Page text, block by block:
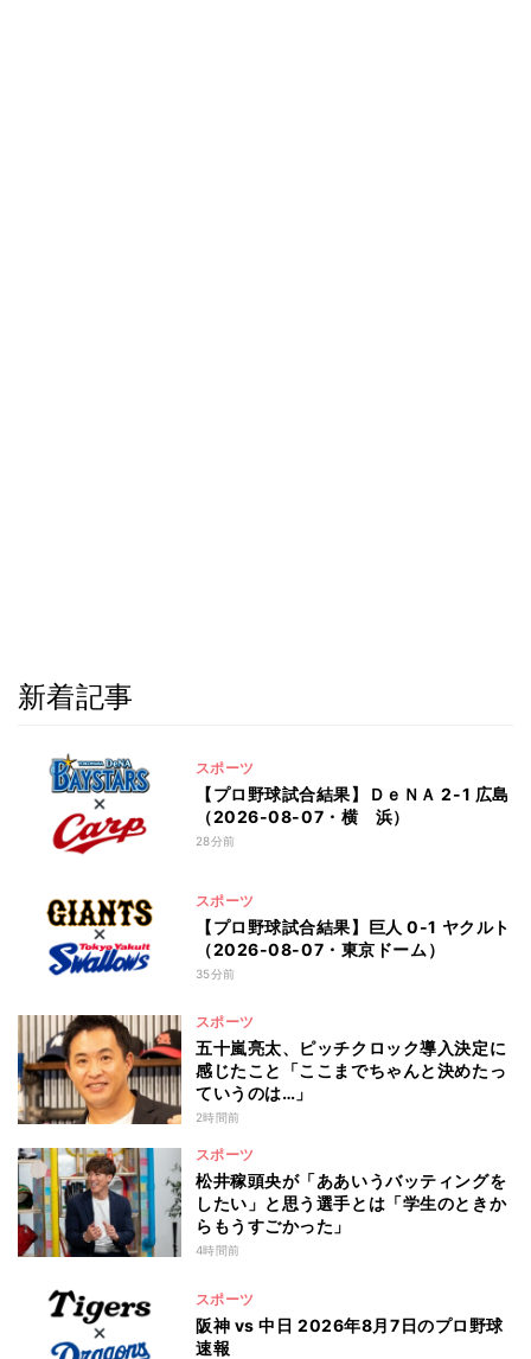
新着記事
スポーツ
【プロ野球試合結果】ＤｅＮＡ 2-1 広島
（2026-08-07・横 浜）
28分前
スポーツ
【プロ野球試合結果】巨人 0-1 ヤクルト
（2026-08-07・東京ドーム）
35分前
スポーツ
五十嵐亮太、ピッチクロック導入決定に
感じたこと「ここまでちゃんと決めたっ
ていうのは…」
2時間前
スポーツ
松井稼頭央が「ああいうバッティングを
したい」と思う選手とは「学生のときか
らもうすごかった」
4時間前
スポーツ
阪神 vs 中日 2026年8月7日のプロ野球
速報